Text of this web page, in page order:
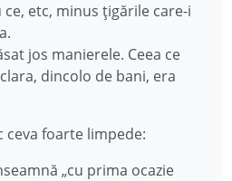
etc, minus țigările care-i
jos manierele. Ceea ce
dincolo de bani, era
ceva foarte limpede:
„cu prima ocazie